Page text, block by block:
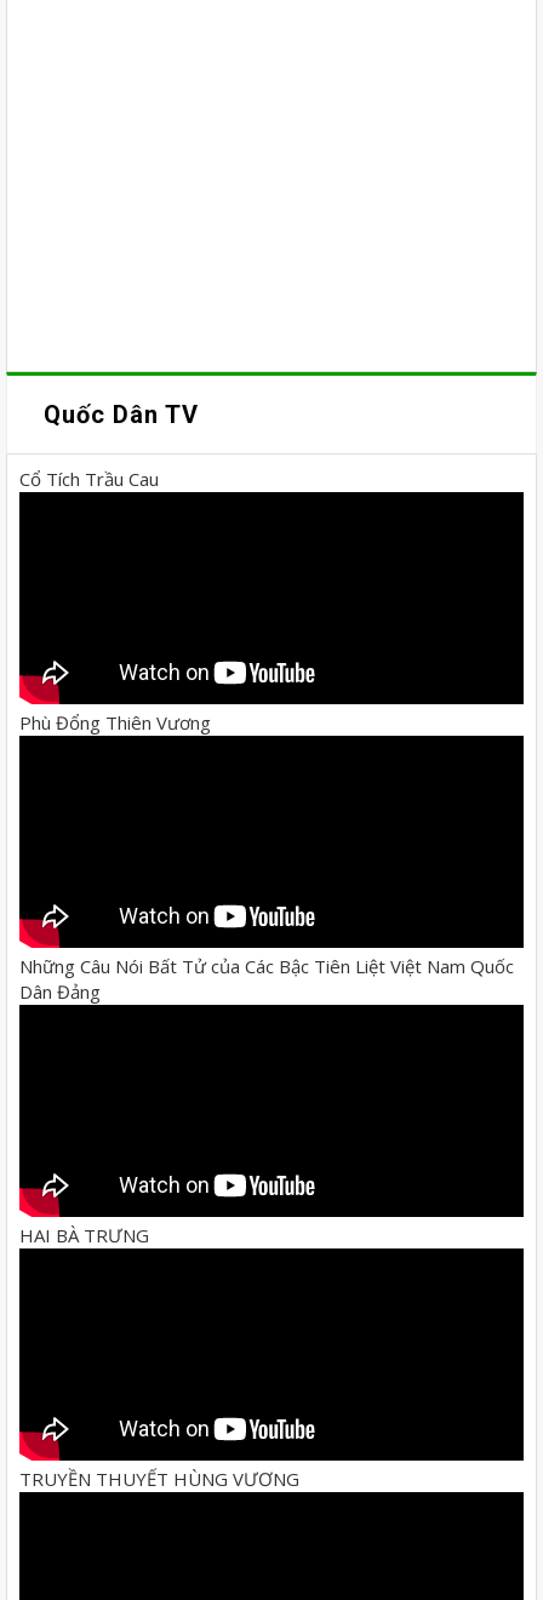
Quốc Dân TV
Cổ Tích Trầu Cau
Phù Đổng Thiên Vương
Những Câu Nói Bất Tử của Các Bậc Tiên Liệt Việt Nam Quốc
Dân Đảng
HAI BÀ TRƯNG
TRUYỀN THUYẾT HÙNG VƯƠNG